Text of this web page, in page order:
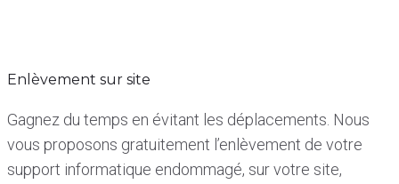
Enlèvement sur site
Gagnez du temps en évitant les déplacements. Nous
vous proposons gratuitement l’enlèvement de votre
support informatique endommagé, sur votre site,